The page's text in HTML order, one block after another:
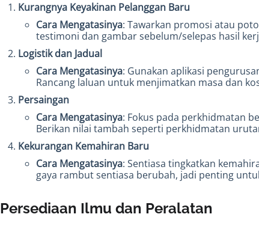
Kurangnya Keyakinan Pelanggan Baru
Cara Mengatasinya: Tawarkan promosi atau
testimoni dan gambar sebelum/selepas hasil
Logistik dan Jadual
Cara Mengatasinya: Gunakan aplikasi
Rancang laluan untuk menjimatkan masa dan
Persaingan
Cara Mengatasinya: Fokus pada perkhidmatan
Berikan nilai tambah seperti perkhidmatan
Kekurangan Kemahiran Baru
Cara Mengatasinya: Sentiasa tingkatkan
gaya rambut sentiasa berubah, jadi penting
Persediaan Ilmu dan Peralatan